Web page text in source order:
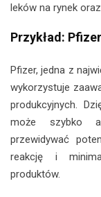
leków na rynek
Przykład: Pfizer
Pfizer, jedna z
wykorzystuje
produkcyjnych.
może szybko
przewidywać
reakcję i
produktów.